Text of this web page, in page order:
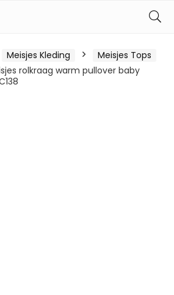
Meisjes Kleding
Meisjes Tops
rolkraag warm pullover baby